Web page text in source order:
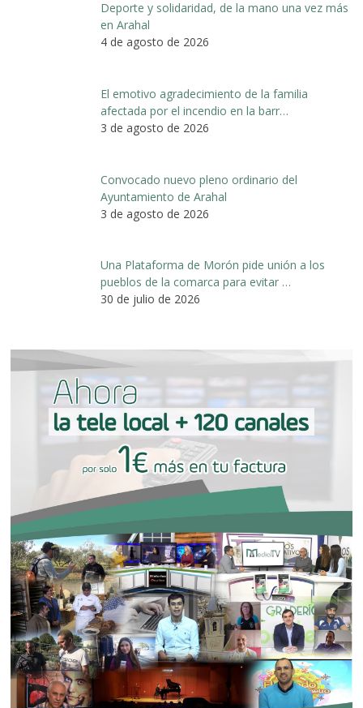
Deporte y solidaridad, de la mano una vez más
en Arahal
4 de agosto de 2026
El emotivo agradecimiento de la familia
afectada por el incendio en la barr…
3 de agosto de 2026
Convocado nuevo pleno ordinario del
Ayuntamiento de Arahal
3 de agosto de 2026
Una Plataforma de Morón pide unión a los
pueblos de la comarca para evitar …
30 de julio de 2026